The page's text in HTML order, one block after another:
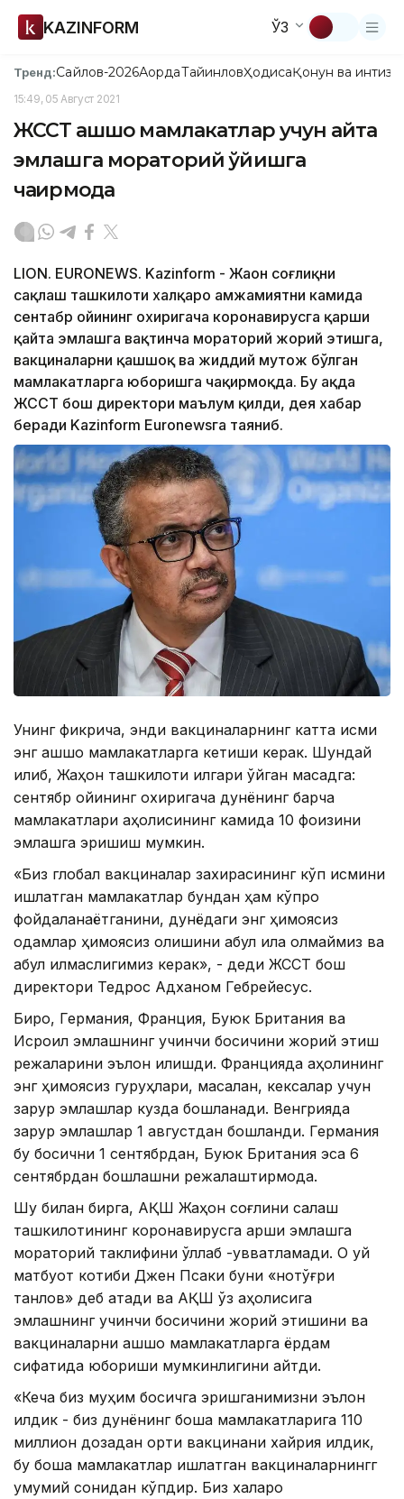
KAZINFORM ЎЗ
Тренд:Сайлов-2026АқордаТайинловҲодисаҚонун ва
15:49, 05 Август 2021
ЖССТ қашшоқ мамлакатлар учун қайта
эмлашга мораторий қўйишга
чақирмоқда
LION. EURONEWS. Kazinform - Жаҳон соғлиқни
сақлаш ташкилоти халқаро ҳамжамиятни камида
сентабр ойининг охиригача коронавирусга қарши
қайта эмлашга вақтинча мораторий жорий этишга,
вакциналарни қашшоқ ва жиддий муҳтож бўлган
мамлакатларга юборишга чақирмоқда. Бу ҳақда
ЖССТ бош директори маълум қилди, дея хабар
беради Kazinform Euronewsга таяниб.
Унинг фикрича, энди вакциналарнинг катта қисми
энг қашшоқ мамлакатларга кетиши керак. Шундай
қилиб, Жаҳон ташкилоти илгари қўйган мақсадга:
сентябр ойининг охиригача дунёнинг барча
мамлакатлари аҳолисининг камида 10 фоизини
эмлашга эришиш мумкин.
«Биз глобал вакциналар захирасининг кўп қисмини
ишлатган мамлакатлар бундан ҳам кўпроқ
фойдаланаётганини, дунёдаги энг ҳимоясиз
одамлар ҳимоясиз қолишини қабул қила олмаймиз ва
қабул қилмаслигимиз керак», - деди ЖССТ бош
директори Тедрос Адханом Гебрейесус.
Бироқ, Германия, Франция, Буюк Британия ва
Исроил эмлашнинг учинчи босқичини жорий этиш
режаларини эълон қилишди. Францияда аҳолининг
энг ҳимоясиз гуруҳлари, масалан, кексалар учун
зарур эмлашлар кузда бошланади. Венгрияда
зарур эмлашлар 1 августдан бошланди. Германия
бу босқични 1 сентябрдан, Буюк Британия эса 6
сентябрдан бошлашни режалаштирмоқда.
Шу билан бирга, АҚШ Жаҳон соғлиқни сақлаш
ташкилотининг коронавирусга қарши эмлашга
мораторий таклифини қўллаб -қувватламади. Оқ уй
матбуот котиби Джен Псаки буни «нотўғри
танлов» деб атади ва АҚШ ўз аҳолисига
эмлашнинг учинчи босқичини жорий этишини ва
вакциналарни қашшоқ мамлакатларга ёрдам
сифатида юбориши мумкинлигини айтди.
«Кеча биз муҳим босқичга эришганимизни эълон
қилдик - биз дунёнинг бошқа мамлакатларига 110
миллион дозадан ортиқ вакцинани хайрия қилдик,
бу бошқа мамлакатлар ишлатган вакциналарнингг
умумий сонидан кўпдир. Биз халқаро